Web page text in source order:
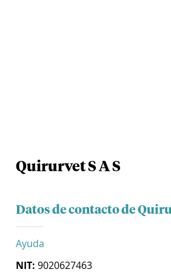
Quirurvet S A S
Datos de contacto de
Ayuda
NIT: 9020627463